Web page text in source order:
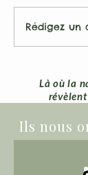
Le
Rédigez un
Là où la
Ils nous